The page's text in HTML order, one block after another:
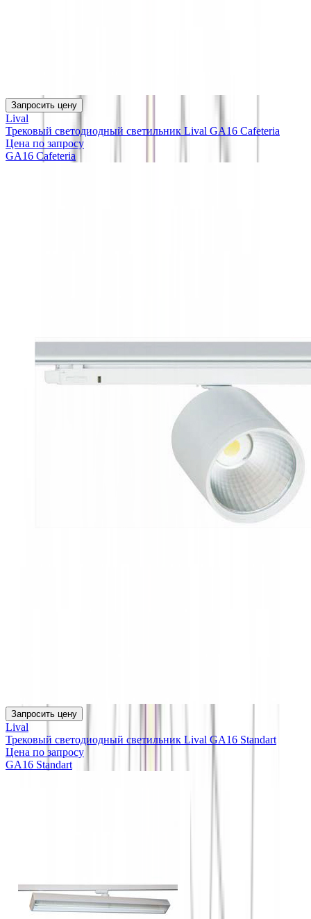
Запросить цену
Lival
Трековый светодиодный светильник Lival GA16 Cafeteria
Цена по запросу
GA16 Cafeteria
Запросить цену
Lival
Трековый светодиодный светильник Lival GA16 Standart
Цена по запросу
GA16 Standart